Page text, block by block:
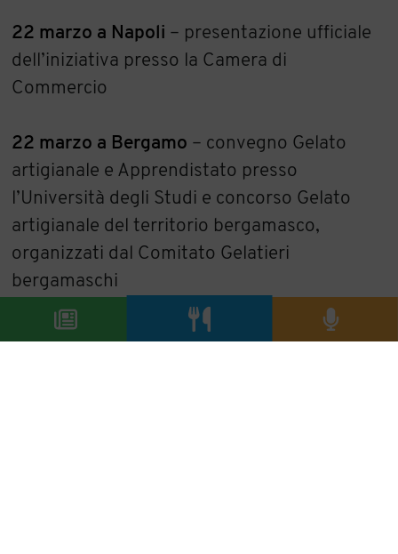
22 marzo a Napoli – presentazione ufficiale
dell’iniziativa presso la Camera di
Commercio
22 marzo a Bergamo – convegno Gelato
artigianale e Apprendistato presso
l’Università degli Studi e concorso Gelato
artigianale del territorio bergamasco,
organizzati dal Comitato Gelatieri
bergamaschi
23 marzo a Longarone Fiere
– il tema sarà